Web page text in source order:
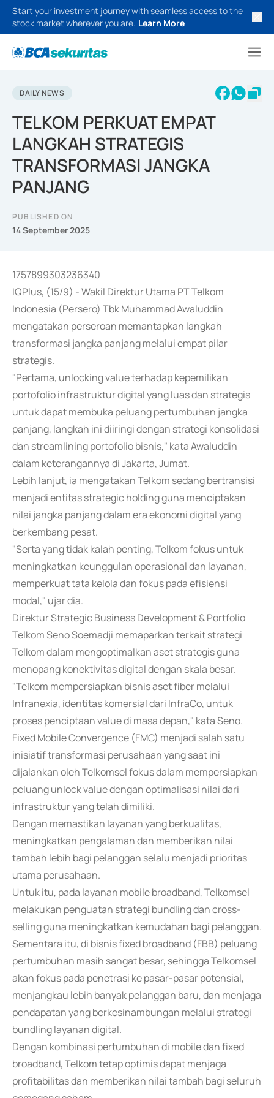
Start your investment journey with seamless access to the
stock market wherever you are. Learn More
DAILY NEWS
TELKOM PERKUAT EMPAT
LANGKAH STRATEGIS
TRANSFORMASI JANGKA
PANJANG
PUBLISHED ON
14 September 2025
1757899303236340
IQPlus, (15/9) - Wakil Direktur Utama PT Telkom
Indonesia (Persero) Tbk Muhammad Awaluddin
mengatakan perseroan memantapkan langkah
transformasi jangka panjang melalui empat pilar
strategis.
"Pertama, unlocking value terhadap kepemilikan
portofolio infrastruktur digital yang luas dan strategis
untuk dapat membuka peluang pertumbuhan jangka
panjang, langkah ini diiringi dengan strategi konsolidasi
dan streamlining portofolio bisnis," kata Awaluddin
dalam keterangannya di Jakarta, Jumat.
Lebih lanjut, ia mengatakan Telkom sedang bertransisi
menjadi entitas strategic holding guna menciptakan
nilai jangka panjang dalam era ekonomi digital yang
berkembang pesat.
"Serta yang tidak kalah penting, Telkom fokus untuk
meningkatkan keunggulan operasional dan layanan,
memperkuat tata kelola dan fokus pada efisiensi
modal," ujar dia.
Direktur Strategic Business Development & Portfolio
Telkom Seno Soemadji memaparkan terkait strategi
Telkom dalam mengoptimalkan aset strategis guna
menopang konektivitas digital dengan skala besar.
"Telkom mempersiapkan bisnis aset fiber melalui
Infranexia, identitas komersial dari InfraCo, untuk
proses penciptaan value di masa depan," kata Seno.
Fixed Mobile Convergence (FMC) menjadi salah satu
inisiatif transformasi perusahaan yang saat ini
dijalankan oleh Telkomsel fokus dalam mempersiapkan
peluang unlock value dengan optimalisasi nilai dari
infrastruktur yang telah dimiliki.
Dengan memastikan layanan yang berkualitas,
meningkatkan pengalaman dan memberikan nilai
tambah lebih bagi pelanggan selalu menjadi prioritas
utama perusahaan.
Untuk itu, pada layanan mobile broadband, Telkomsel
melakukan penguatan strategi bundling dan cross-
selling guna meningkatkan kemudahan bagi pelanggan.
Sementara itu, di bisnis fixed broadband (FBB) peluang
pertumbuhan masih sangat besar, sehingga Telkomsel
akan fokus pada penetrasi ke pasar-pasar potensial,
menjangkau lebih banyak pelanggan baru, dan menjaga
pendapatan yang berkesinambungan melalui strategi
bundling layanan digital.
Dengan kombinasi pertumbuhan di mobile dan fixed
broadband, Telkom tetap optimis dapat menjaga
profitabilitas dan memberikan nilai tambah bagi seluruh